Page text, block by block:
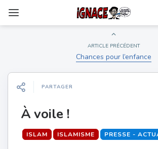
ARTICLE PRÉCÉDENT
Chances pour l’enfance
PARTAGER
À voile !
ISLAM ISLAMISME PRESSE -